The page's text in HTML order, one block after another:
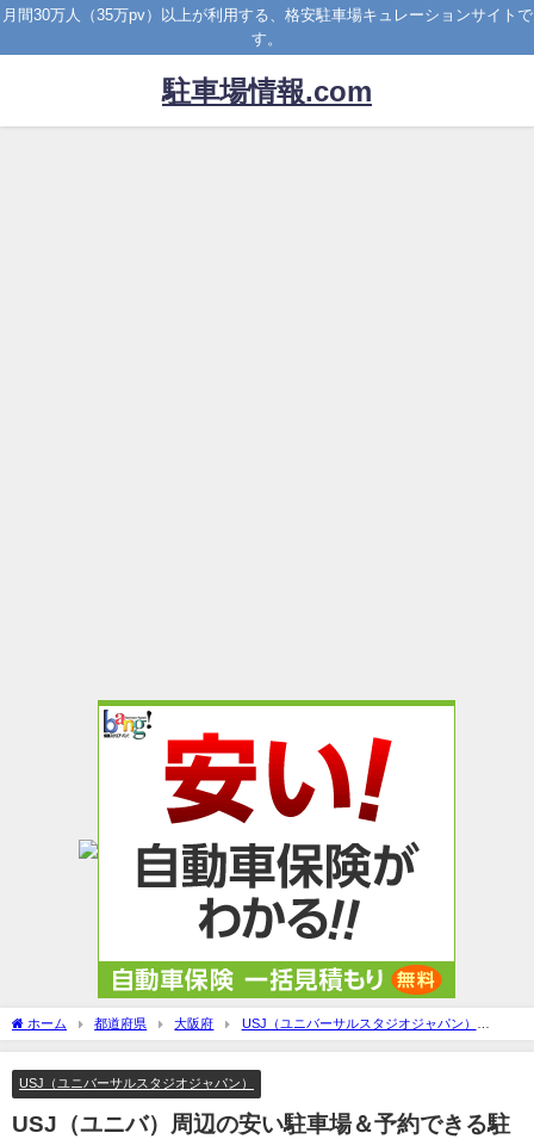
月間30万人（35万pv）以上が利用する、格安駐車場キュレーションサイトで
す。
駐車場情報.com
ホーム 都道府県 大阪府
USJ（ユニバーサルスタジオジャパン）
USJ（ユニバ）周辺の安い駐車場＆予約できる駐車場を厳選！
USJ（ユニバーサルスタジオジャパン）
USJ（ユニバ）周辺の安い駐車場＆予約できる駐